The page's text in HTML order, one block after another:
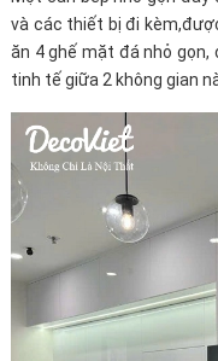
và các thiết bị đi
ăn 4 ghế mặt đá nhỏ
tinh tế giữa 2 không gian